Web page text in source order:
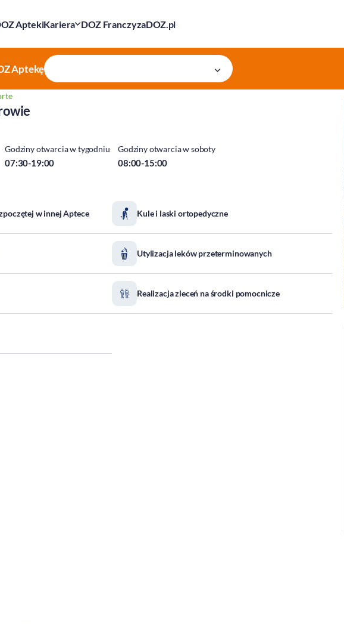
AptekiKariera DOZ FranczyzaDOZ.pl
Aptekę
Godziny otwarcia w tygodniu
07:30-19:00
Godziny otwarcia w soboty
08:00-15:00
w innej Aptece Kule i laski ortopedyczne
Utylizacja leków przeterminowanych
Realizacja zleceń na środki pomocnicze